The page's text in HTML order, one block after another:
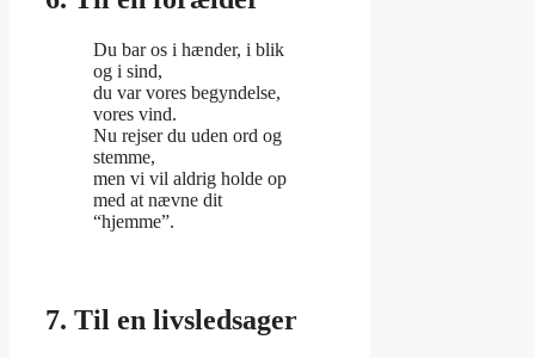
Du bar os i hænder, i blik
og i sind,
du var vores begyndelse,
vores vind.
Nu rejser du uden ord og
stemme,
men vi vil aldrig holde op
med at nævne dit
“hjemme”.
7. Til en livsledsager